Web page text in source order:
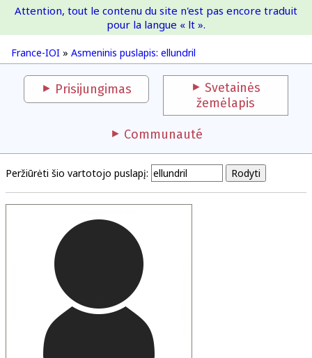
France-IOI
France-IOI » Asmeninis puslapis: ellundril
Attention, tout le contenu du site n'est pas encore traduit
pour la langue « lt ».
Prisijungimas
Svetainės
žemėlapis
Communauté
Peržiūrėti šio vartotojo puslapį: